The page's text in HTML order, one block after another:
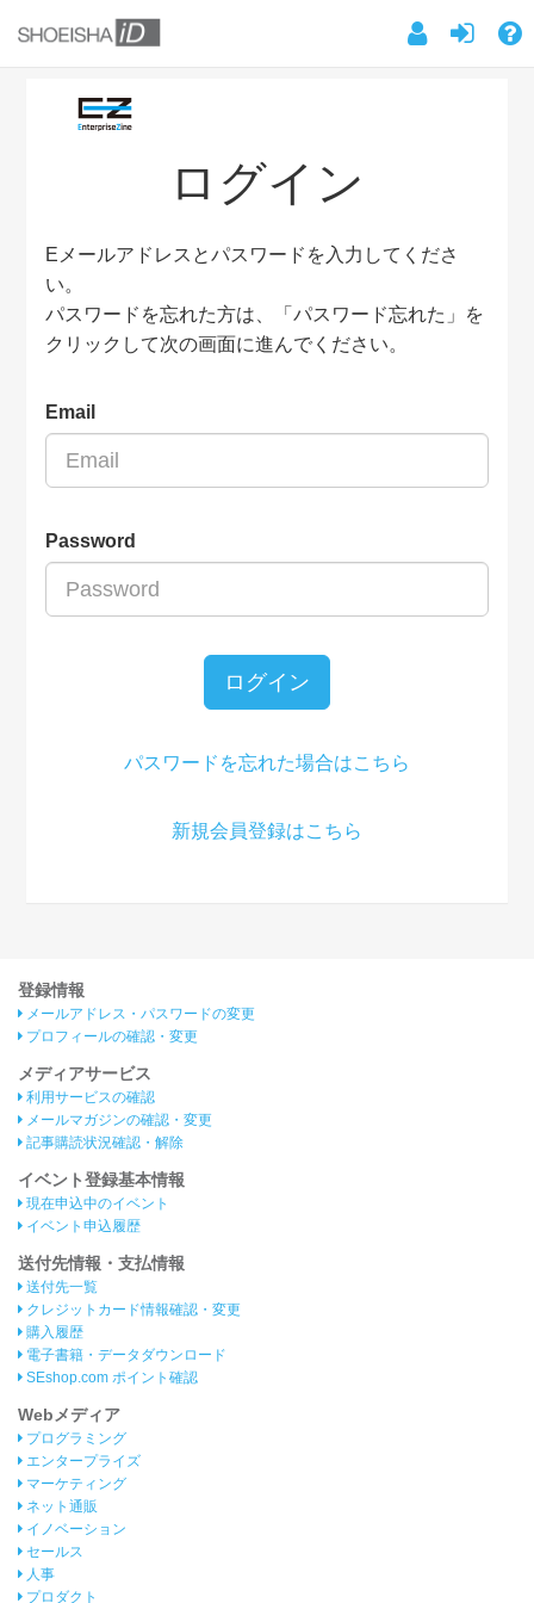
ログイン
Eメールアドレスとパスワードを入力してくださ
い。
パスワードを忘れた方は、「パスワード忘れた」を
クリックして次の画面に進んでください。
Email
Password
ログイン
パスワードを忘れた場合はこちら
新規会員登録はこちら
登録情報
メールアドレス・パスワードの変更
プロフィールの確認・変更
メディアサービス
利用サービスの確認
メールマガジンの確認・変更
記事購読状況確認・解除
イベント登録基本情報
現在申込中のイベント
イベント申込履歴
送付先情報・支払情報
送付先一覧
クレジットカード情報確認・変更
購入履歴
電子書籍・データダウンロード
SEshop.com ポイント確認
Webメディア
プログラミング
エンタープライズ
マーケティング
ネット通販
イノベーション
セールス
人事
プロダクト